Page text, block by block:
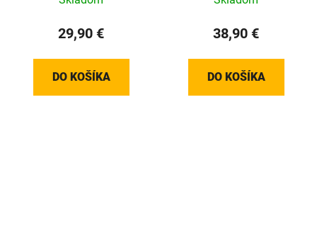
29,90 €
DO KOŠÍKA
38,90 €
DO KOŠÍKA